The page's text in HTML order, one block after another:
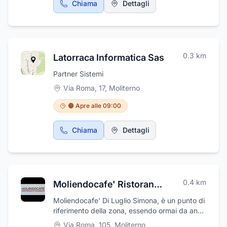
Chiama Dettagli
Latorraca Informatica Sas 0.3 km
Partner Sistemi
Via Roma, 17, Moliterno
🟠 Apre alle 09:00
Chiama Dettagli
Moliendocafe' Ristorante Pizzeria 0.4 km
Moliendocafe' Di Luglio Simona, è un punto di
riferimento della zona, essendo ormai da anni
specializzato come RISTORANTE, PIZZERIA,
Via Roma, 105, Moliterno